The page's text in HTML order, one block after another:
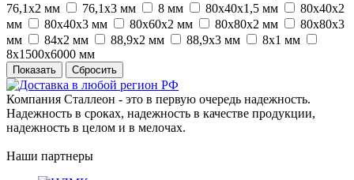
76,1х2 мм
76,1х3 мм 8 мм 80х40х1,5 мм
80х40х2
мм
80х40х3 мм 80х60х2 мм 80х80х2 мм
80х80х3
мм
84х2 мм 88,9х2 мм 88,9х3 мм
8х1 мм
8х1500х6000 мм
Сбросить
Компания Сталлеон - это в первую очередь надежность.
Надежность в сроках, надежность в качестве продукции,
надежность в целом и в мелочах.
Наши партнеры